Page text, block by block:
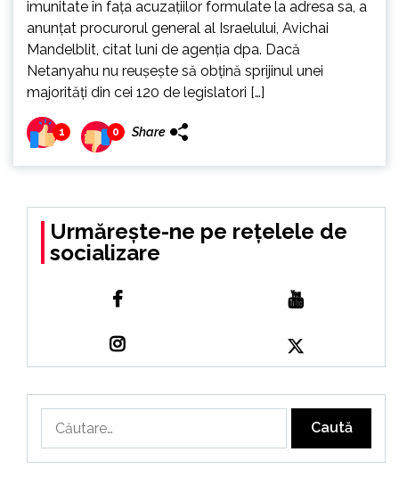
imunitate în faţa acuzaţiilor formulate la adresa sa, a
anunţat procurorul general al Israelului, Avichai
Mandelblit, citat luni de agenţia dpa. Dacă
Netanyahu nu reuşeşte să obţină sprijinul unei
majorităţi din cei 120 de legislatori […]
1 0 Share
Urmărește-ne pe rețelele de
socializare
după: